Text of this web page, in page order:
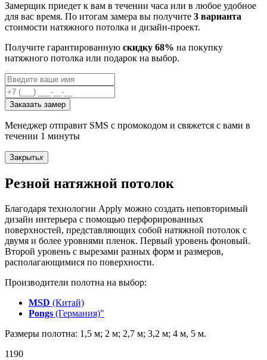
Замерщик приедет к вам в течении часа или в любое удобное
для вас время. По итогам замера вы получите 3 варианта
стоимости натяжного потолка и дизайн-проект.
Получите гарантированную скидку 68% на покупку
натяжного потолка или подарок на выбор.
Заказать замер
Менеджер отправит SMS с промокодом и свяжется с вами в
течении 1 минуты
Закрытьx
Резной натяжной потолок
Благодаря технологии Apply можно создать неповторимый
дизайн интерьера с помощью перфорированных
поверхностей, представляющих собой натяжной потолок с
двумя и более уровнями пленок. Первый уровень фоновый.
Второй уровень с вырезами разных форм и размеров,
располагающимися по поверхности.
Производители полотна на выбор:
MSD (Китай)
Pongs (Германия)"
Размеры полотна: 1,5 м; 2 м; 2,7 м; 3,2 м; 4 м, 5 м.
1190